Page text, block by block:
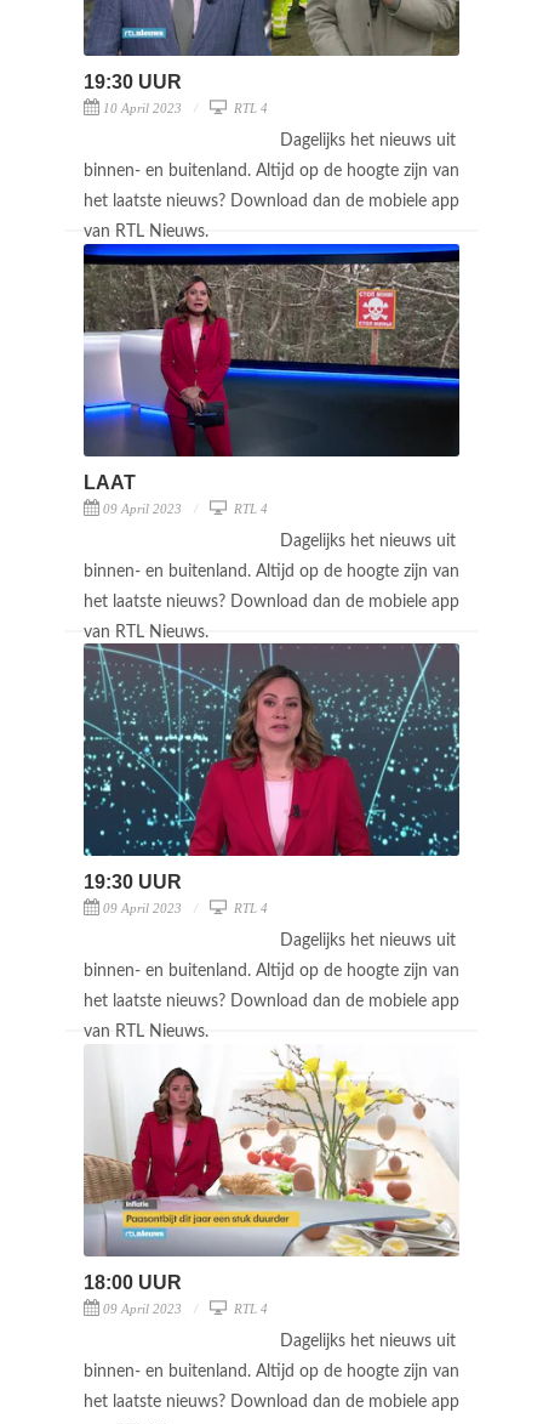
19:30 UUR
10 April 2023 RTL 4
Dagelijks het nieuws uit
binnen- en buitenland. Altijd op de hoogte zijn van
het laatste nieuws? Download dan de mobiele app
van RTL Nieuws.
LAAT
09 April 2023 RTL 4
Dagelijks het nieuws uit
binnen- en buitenland. Altijd op de hoogte zijn van
het laatste nieuws? Download dan de mobiele app
van RTL Nieuws.
19:30 UUR
09 April 2023 RTL 4
Dagelijks het nieuws uit
binnen- en buitenland. Altijd op de hoogte zijn van
het laatste nieuws? Download dan de mobiele app
van RTL Nieuws.
18:00 UUR
09 April 2023 RTL 4
Dagelijks het nieuws uit
binnen- en buitenland. Altijd op de hoogte zijn van
het laatste nieuws? Download dan de mobiele app